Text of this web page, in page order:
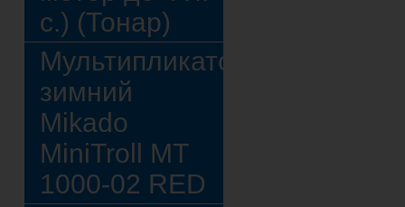
с.) (Тонар)
Мультипликатор
зимний
Mikado
MiniTroll MT
1000-02 RED